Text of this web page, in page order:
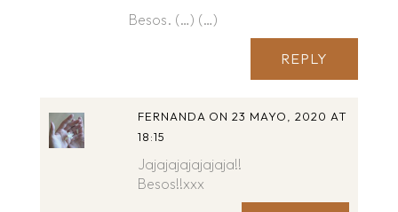
Besos. (…) (…)
REPLY
FERNANDA ON 23 MAYO, 2020 AT
18:15
Jajajajajajajaja!!
Besos!!xxx